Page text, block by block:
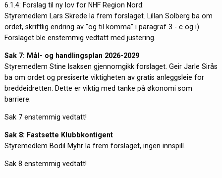
6.1.4: Forslag til ny lov for NHF Region Nord:
Styremedlem Lars Skrede la frem forslaget. Lillan Solberg ba om
ordet, skriftlig endring av "og til komma" i paragraf 3 - c og i).
Forslaget ble enstemmig vedtatt med justering.
Sak 7: Mål- og handlingsplan 2026-2029
Styremedlem Stine Isaksen gjennomgikk forslaget. Geir Jarle Sirås
ba om ordet og presiserte viktigheten av gratis anleggsleie for
breddeidretten. Dette er viktig med tanke på økonomi som
barriere.
Sak 7 enstemmig vedtatt!
Sak 8: Fastsette Klubbkontigent
Styremedlem Bodil Myhr la frem forslaget, ingen innspill.
Sak 8 enstemmig vedtatt!